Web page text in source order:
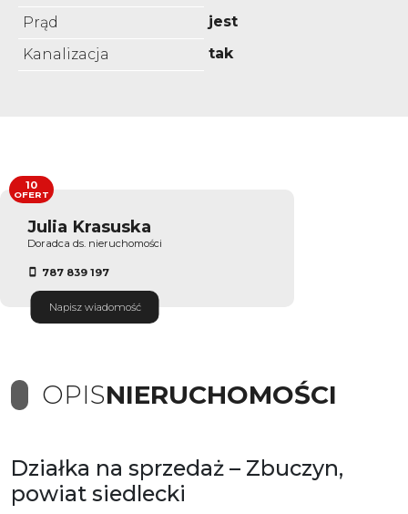
Prąd
jest
Kanalizacja
tak
Julia Krasuska
Doradca ds. nieruchomości
787 839 197
Napisz wiadomość
10
OFERT
OPISNIERUCHOMOŚCI
Działka na sprzedaż – Zbuczyn,
powiat siedlecki